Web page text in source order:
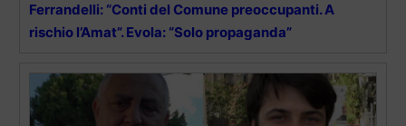
Ferrandelli: “Conti del Comune preoccupanti. A
rischio l’Amat”. Evola: “Solo propaganda”